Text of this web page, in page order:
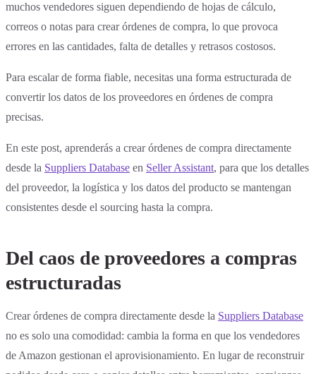
muchos vendedores siguen dependiendo de hojas de cálculo,
correos o notas para crear órdenes de compra, lo que provoca
errores en las cantidades, falta de detalles y retrasos costosos.
Para escalar de forma fiable, necesitas una forma estructurada de
convertir los datos de los proveedores en órdenes de compra
precisas.
En este post, aprenderás a crear órdenes de compra directamente
desde la Suppliers Database en Seller Assistant, para que los detalles
del proveedor, la logística y los datos del producto se mantengan
consistentes desde el sourcing hasta la compra.
Del caos de proveedores a compras
estructuradas
Crear órdenes de compra directamente desde la Suppliers Database
no es solo una comodidad: cambia la forma en que los vendedores
de Amazon gestionan el aprovisionamiento. En lugar de reconstruir